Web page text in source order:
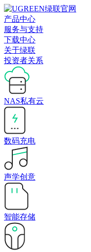
产品中心
服务与支持
下载中心
关于绿联
投资者关系
NAS私有云
数码充电
声学创意
智能存储